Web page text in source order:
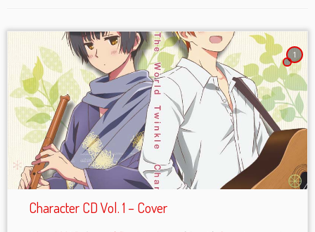
1
Character CD Vol. 1 – Cover